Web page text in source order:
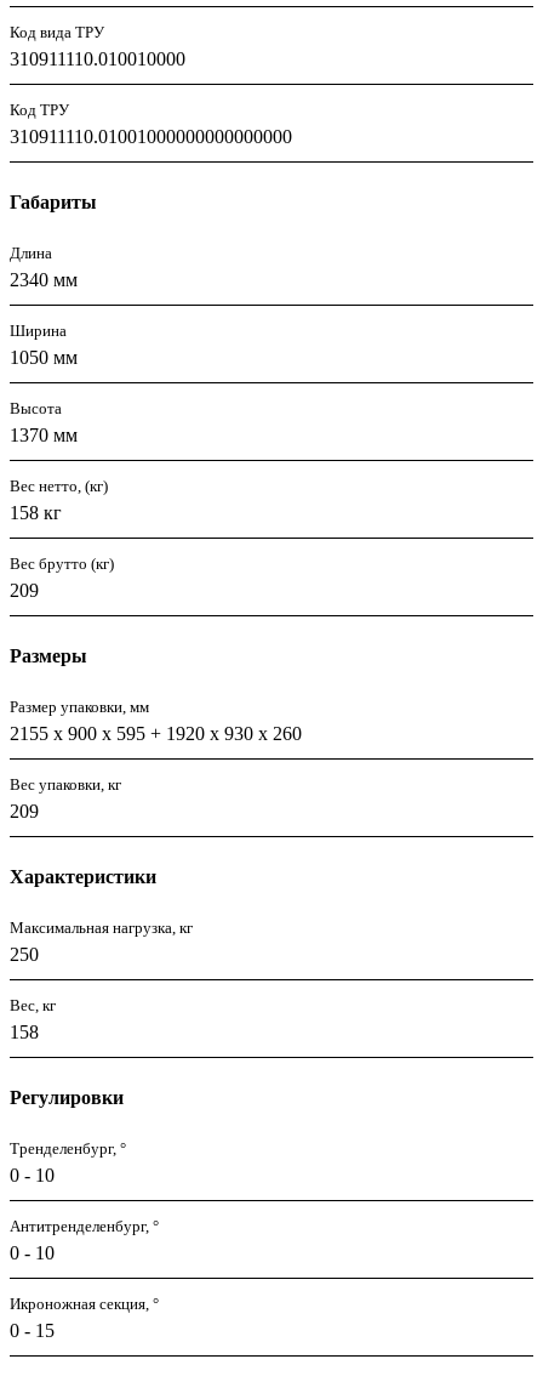
Код вида ТРУ
310911110.010010000
Код ТРУ
310911110.01001000000000000000
Габариты
Длина
2340 мм
Ширина
1050 мм
Высота
1370 мм
Вес нетто, (кг)
158 кг
Вес брутто (кг)
209
Размеры
Размер упаковки, мм
2155 х 900 х 595 + 1920 х 930 х 260
Вес упаковки, кг
209
Характеристики
Максимальная нагрузка, кг
250
Вес, кг
158
Регулировки
Тренделенбург, °
0 - 10
Антитренделенбург, °
0 - 10
Икроножная секция, °
0 - 15